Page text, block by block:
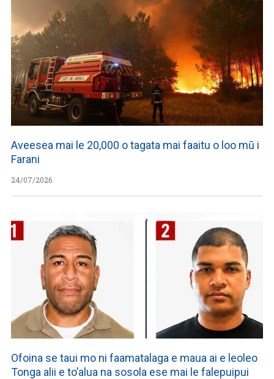
Aveesea mai le 20,000 o tagata mai faaitu o loo mū i
Farani
24/07/2026
Ofoina se taui mo ni faamatalaga e maua ai e leoleo
Tonga alii e to’alua na sosola ese mai le falepuipui